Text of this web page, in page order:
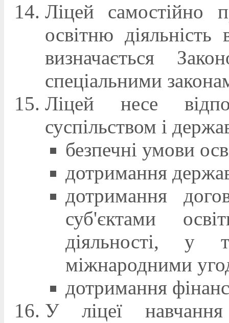
Ліцей самостійно
освітню
визначається
спеціальними
Ліцей несе
суспільством і
безпечні умови
дотримання
дотримання
суб'єктами
діяльності, у
міжнародними
дотримання
У ліцеї